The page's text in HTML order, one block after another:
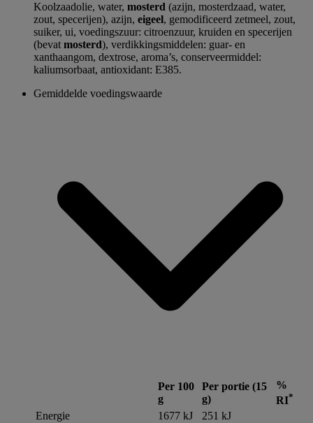
Koolzaadolie, water, mosterd (azijn, mosterdzaad, water,
zout, specerijen), azijn, eigeel, gemodificeerd zetmeel, zout,
suiker, ui, voedingszuur: citroenzuur, kruiden en specerijen
(bevatmosterd), verdikkingsmiddelen: guar- en
xanthaangom, dextrose, aroma’s, conserveermiddel:
kaliumsorbaat, antioxidant: E385.
Gemiddelde voedingswaarde
Per 100
g
Per portie (15
g)
%
RI*
Energie
1677 kJ
251 kJ